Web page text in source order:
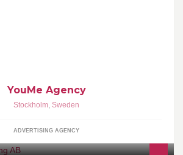
YouMe Agency
Stockholm, Sweden
ADVERTISING AGENCY